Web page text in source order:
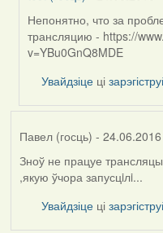
In
reply
to
Непонятно, что за
трансляцию - https://
v=YBu0GnQ8MDE
Увайдзіце ці
Павел (госць) -
Зноў не працуе
,якую ўчора запусцiлi...
Увайдзіце ці